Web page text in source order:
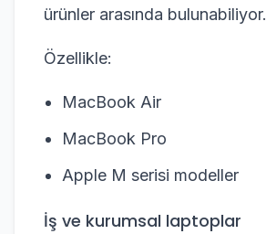
ürünler arasında bulunabiliyor.
Özellikle:
MacBook Air
MacBook Pro
Apple M serisi modeller
İş ve kurumsal laptoplar